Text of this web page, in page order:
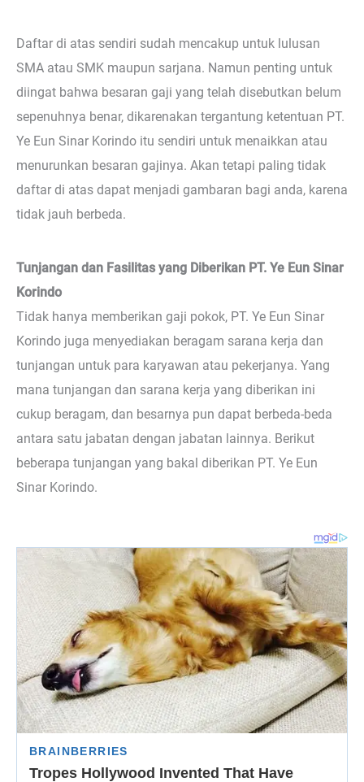
Daftar di atas sendiri sudah mencakup untuk lulusan
SMA atau SMK maupun sarjana. Namun penting untuk
diingat bahwa besaran gaji yang telah disebutkan belum
sepenuhnya benar, dikarenakan tergantung ketentuan PT.
Ye Eun Sinar Korindo itu sendiri untuk menaikkan atau
menurunkan besaran gajinya. Akan tetapi paling tidak
daftar di atas dapat menjadi gambaran bagi anda, karena
tidak jauh berbeda.
Tunjangan dan Fasilitas yang Diberikan PT. Ye Eun Sinar
Korindo
Tidak hanya memberikan gaji pokok, PT. Ye Eun Sinar
Korindo juga menyediakan beragam sarana kerja dan
tunjangan untuk para karyawan atau pekerjanya. Yang
mana tunjangan dan sarana kerja yang diberikan ini
cukup beragam, dan besarnya pun dapat berbeda-beda
antara satu jabatan dengan jabatan lainnya. Berikut
beberapa tunjangan yang bakal diberikan PT. Ye Eun
Sinar Korindo.